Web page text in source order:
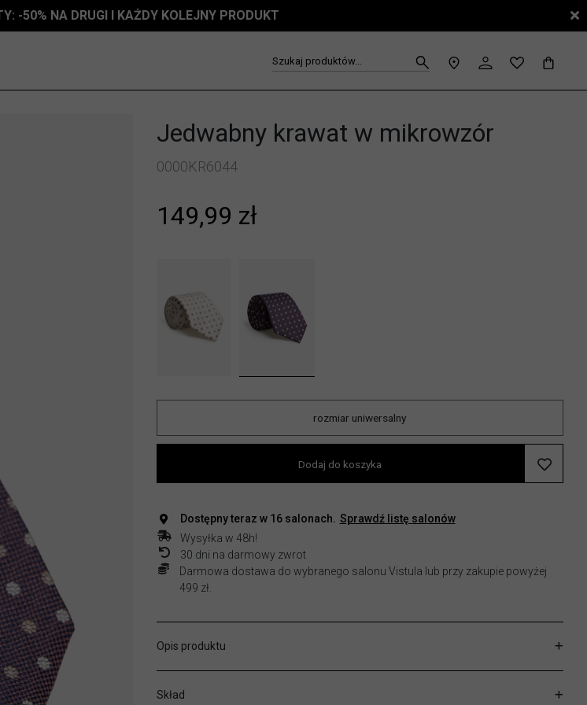
-50% NA DRUGI I KAŻDY KOLEJNY PRODUKT
Szukaj produktów...
Jedwabny krawat w mikrowzór
0000KR6044
149,99 zł
rozmiar uniwersalny
Dodaj do koszyka
Dostępny teraz w 16salonach. Sprawdź listę salonów
Wysyłka w 48h!
30 dni na darmowy zwrot
Darmowa dostawa do wybranego salonu Vistula lub przy zakupie powyżej
499 zł.
Opis produktu
Skład